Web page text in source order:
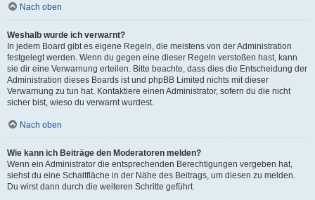
Nach oben
Weshalb wurde ich verwarnt?
In jedem Board gibt es eigene Regeln, die meistens von der Administration
festgelegt werden. Wenn du gegen eine dieser Regeln verstoßen hast, kann
sie dir eine Verwarnung erteilen. Bitte beachte, dass dies die Entscheidung der
Administration dieses Boards ist und phpBB Limited nichts mit dieser
Verwarnung zu tun hat. Kontaktiere einen Administrator, sofern du die nicht
sicher bist, wieso du verwarnt wurdest.
Nach oben
Wie kann ich Beiträge den Moderatoren melden?
Wenn ein Administrator die entsprechenden Berechtigungen vergeben hat,
siehst du eine Schaltfläche in der Nähe des Beitrags, um diesen zu melden.
Du wirst dann durch die weiteren Schritte geführt.